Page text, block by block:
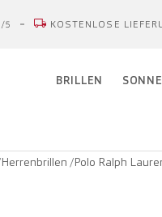
KOSTENLOSE
BRILLEN
Herrenbrillen /Polo Ralph